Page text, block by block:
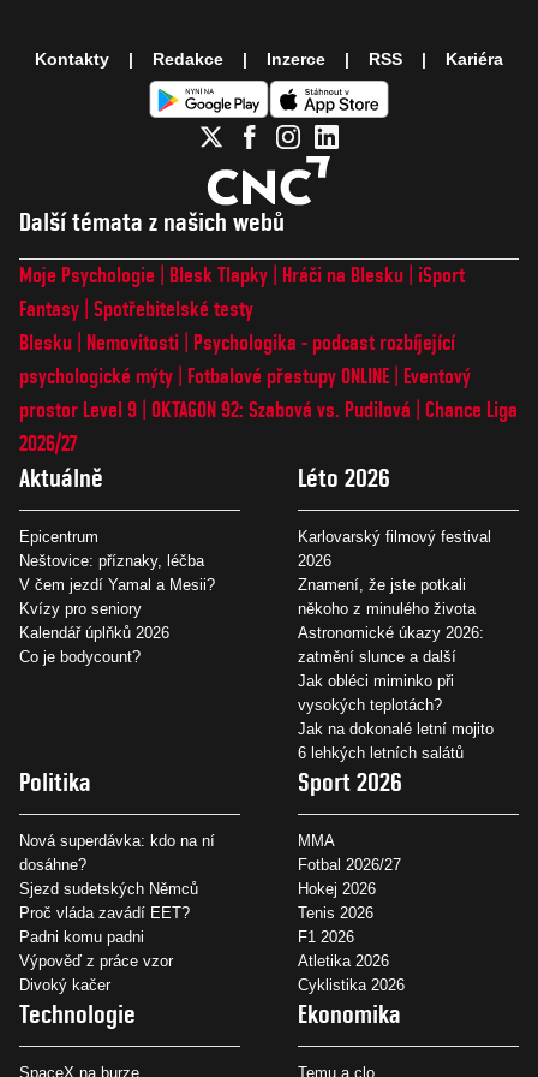
Další témata z našich webů
Moje Psychologie Blesk Tlapky Hráči na Blesku
iSport
Fantasy Spotřebitelské testy
Blesku
Nemovitosti
Psychologika - podcast rozbíjející
psychologické mýty
Fotbalové přestupy ONLINE
Eventový
prostor Level 9 OKTAGON 92: Szabová vs. Pudilová
Chance Liga
2026/27
Aktuálně
Epicentrum
Neštovice: příznaky, léčba
V čem jezdí Yamal a Mesii?
Kvízy pro seniory
Kalendář úplňků 2026
Co je bodycount?
Léto 2026
Karlovarský filmový festival
2026
Znamení, že jste potkali
někoho z minulého života
Astronomické úkazy 2026:
zatmění slunce a další
Jak obléci miminko při
vysokých teplotách?
Jak na dokonalé letní mojito
6 lehkých letních salátů
Politika
Nová superdávka: kdo na ní
dosáhne?
Sjezd sudetských Němců
Proč vláda zavádí EET?
Padni komu padni
Výpověď z práce vzor
Divoký kačer
Sport 2026
MMA
Fotbal 2026/27
Hokej 2026
Tenis 2026
F1 2026
Atletika 2026
Cyklistika 2026
Technologie
SpaceX na burze
Ekonomika
Temu a clo
Kontakty Redakce Inzerce RSS Kariéra